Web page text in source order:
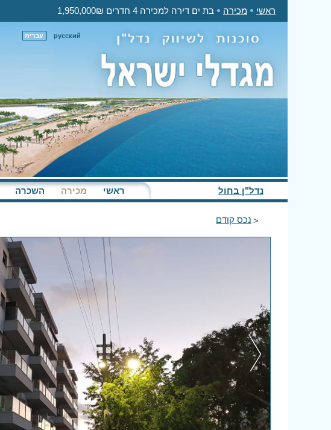
ראשי מכירה בת ים דירה למכירה 4 חדרים 1,950,000₪
עברית русский
נדל"ן בחול ראשי מכירה השכרה
נכס קודם